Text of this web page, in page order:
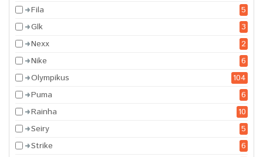
Fila
5
Glk
3
Nexx
2
Nike
6
Olympikus
104
Puma
6
Rainha
10
Seiry
5
Strike
6